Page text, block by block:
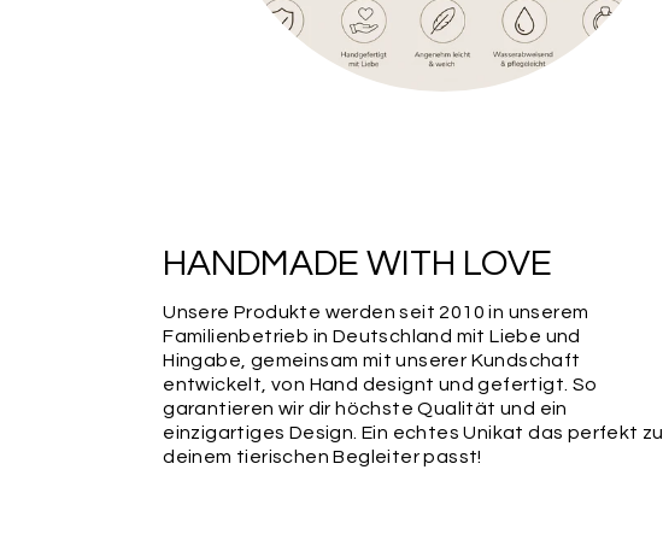
HANDMADE WITH LOVE
Unsere Produkte werden seit 2010 in unserem
Familienbetrieb in Deutschland mit Liebe und
Hingabe, gemeinsam mit unserer Kundschaft
entwickelt, von Hand designt und gefertigt. So
garantieren wir dir höchste Qualität und ein
einzigartiges Design. Ein echtes Unikat das perfekt zu
deinem tierischen Begleiter passt!